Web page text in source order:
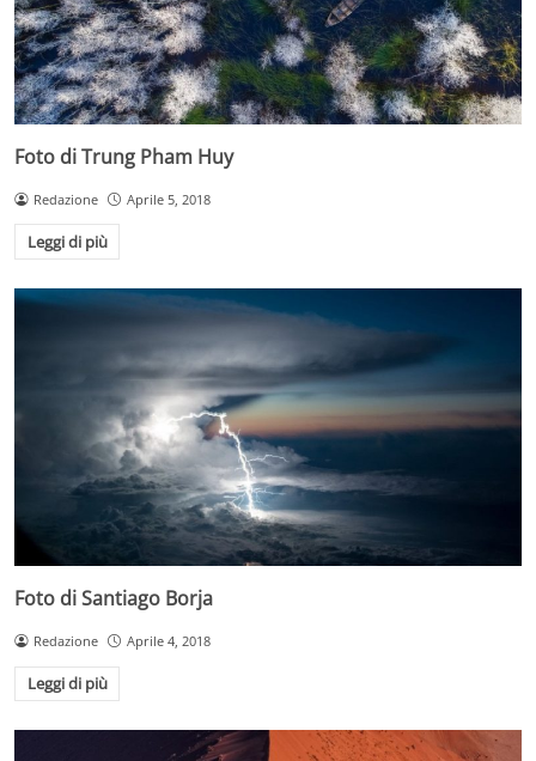
Foto di Trung Pham Huy
Redazione Aprile 5, 2018
Leggi di più
Foto di Santiago Borja
Redazione Aprile 4, 2018
Leggi di più